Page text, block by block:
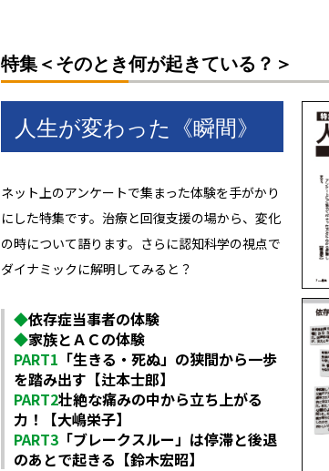
特集＜そのとき何が起きている？＞
人生が変わった《瞬間》
ネット上のアンケートで集まった体験を手がかり
にした特集です。治療と回復支援の場から、変化
の時について語ります。さらに認知科学の視点で
ダイナミックに解明してみると？
◆依存症当事者の体験
◆家族とＡＣの体験
PART1 「生きる・死ぬ」の狭間から一歩
を踏み出す【辻本士郎】
PART2壮絶な痛みの中から立ち上がる
力！【大嶋栄子】
PART3 「ブレークスルー」は停滞と後退
のあとで起きる【鈴木宏昭】